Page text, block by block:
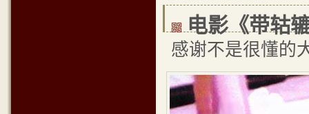
电影《带轱
感谢不是很懂的